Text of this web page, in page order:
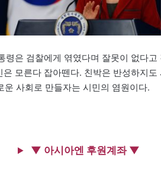
은 검찰에게 엮였다며 잘못이 없다
모른다 잡아뗀다. 친박은 반성하지
운 사회로 만들자는 시민의 염원이다.
▼ 아시아엔 후원계좌 ▼